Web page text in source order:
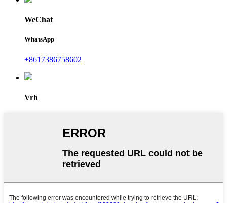
WeChat
WhatsApp
+8617386758602
Vrh